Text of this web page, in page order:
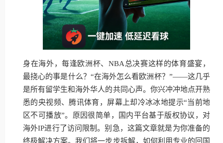
身在海外，每逢欧洲杯、NBA总决赛这样的体育盛宴，
最挠心的事是什么？“在海外怎么看欧洲杯？”——这几乎
是所有留学生和海外华人的共同心声。你兴冲冲地点开熟
悉的央视频、腾讯体育，屏幕上却冷冰冰地提示“当前地
区不可播放”。原因很简单，国内平台基于版权协议，对
海外IP进行了访问限制。别急，这篇文章就是为你准备的
终极解决方案。我们将一步步拆解，如何利用专业的回国